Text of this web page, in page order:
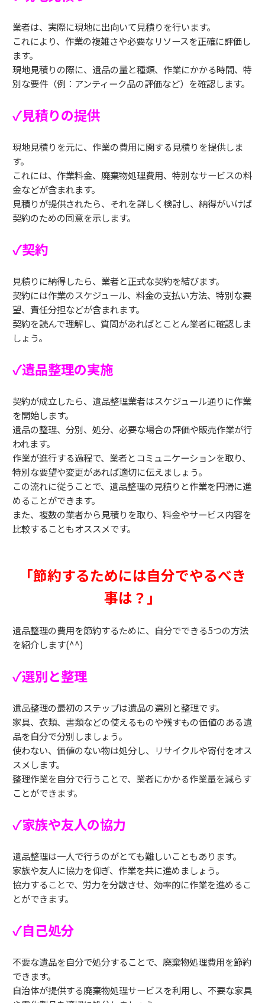
業者は、実際に現地に出向いて見積りを行います。
これにより、作業の複雑さや必要なリソースを正確に評価し
ます。
現地見積りの際に、遺品の量と種類、作業にかかる時間、特
別な要件（例：アンティーク品の評価など）を確認します。
✓見積りの提供
現地見積りを元に、作業の費用に関する見積りを提供しま
す。
これには、作業料金、廃棄物処理費用、特別なサービスの料
金などが含まれます。
見積りが提供されたら、それを詳しく検討し、納得がいけば
契約のための同意を示します。
✓契約
見積りに納得したら、業者と正式な契約を結びます。
契約には作業のスケジュール、料金の支払い方法、特別な要
望、責任分担などが含まれます。
契約を読んで理解し、質問があればとことん業者に確認しま
しょう。
✓遺品整理の実施
契約が成立したら、遺品整理業者はスケジュール通りに作業
を開始します。
遺品の整理、分別、処分、必要な場合の評価や販売作業が行
われます。
作業が進行する過程で、業者とコミュニケーションを取り、
特別な要望や変更があれば適切に伝えましょう。
この流れに従うことで、遺品整理の見積りと作業を円滑に進
めることができます。
また、複数の業者から見積りを取り、料金やサービス内容を
比較することもオススメです。
「節約するためには自分でやるべき
事は？」
遺品整理の費用を節約するために、自分でできる5つの方法
を紹介します(^^)
✓選別と整理
遺品整理の最初のステップは遺品の選別と整理です。
家具、衣類、書類などの使えるものや残すもの価値のある遺
品を自分で分別しましょう。
使わない、価値のない物は処分し、リサイクルや寄付をオス
スメします。
整理作業を自分で行うことで、業者にかかる作業量を減らす
ことができます。
✓家族や友人の協力
遺品整理は一人で行うのがとても難しいこともあります。
家族や友人に協力を仰ぎ、作業を共に進めましょう。
協力することで、労力を分散させ、効率的に作業を進めるこ
とができます。
✓自己処分
不要な遺品を自分で処分することで、廃棄物処理費用を節約
できます。
自治体が提供する廃棄物処理サービスを利用し、不要な家具